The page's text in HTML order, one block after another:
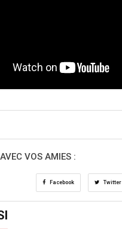
VOS AMIES :
Facebook Twitter